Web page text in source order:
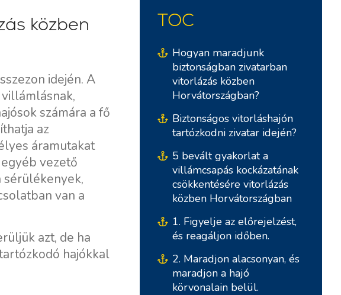
közben
idején. A
számára a fő
az
áramutakat
vezető
sérülékenyek,
van a
azt, de ha
hajókkal
TOC
Hogyan maradjunk
biztonságban zivatarban
vitorlázás közben
Horvátországban?
Biztonságos vitorláshajón
tartózkodni zivatar idején?
5 bevált gyakorlat a
villámcsapás kockázatának
csökkentésére vitorlázás
közben Horvátországban
1. Figyelje az előrejelzést,
és reagáljon időben.
2. Maradjon alacsonyan, és
maradjon a hajó
körvonalain belül.